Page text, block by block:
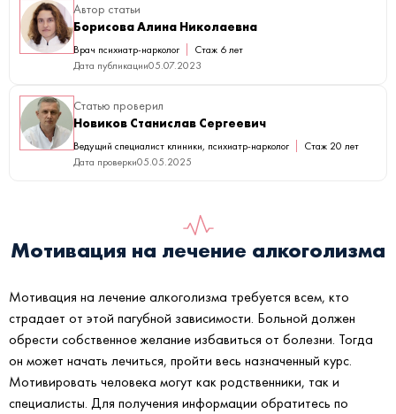
Автор статьи
Борисова Алина Николаевна
Врач психиатр-нарколог
Стаж 6 лет
Дата публикации05.07.2023
Статью проверил
Новиков Станислав Сергеевич
Ведущий специалист клиники, психиатр-нарколог
Стаж 20 лет
Дата проверки05.05.2025
Мотивация на лечение алкоголизма
Мотивация на лечение алкоголизма требуется всем, кто
страдает от этой пагубной зависимости. Больной должен
обрести собственное желание избавиться от болезни. Тогда
он может начать лечиться, пройти весь назначенный курс.
Мотивировать человека могут как родственники, так и
специалисты. Для получения информации обратитесь по